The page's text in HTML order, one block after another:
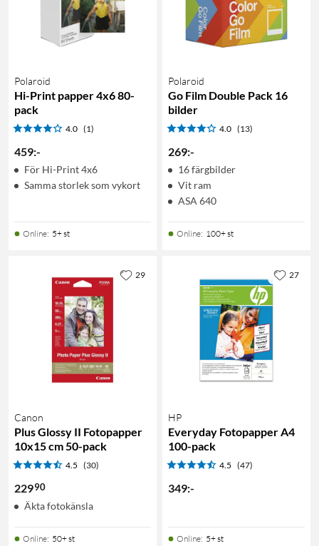
Polaroid
Hi-Print papper 4x6 80-
pack
4.0 (1)
459:-
För Hi-Print 4x6
Samma storlek som vykort
Online: 5+ st
Polaroid
Go Film Double Pack 16
bilder
4.0 (13)
269:-
16 färgbilder
Vit ram
ASA 640
Online: 100+ st
Canon
Plus Glossy II Fotopapper
10x15 cm 50-pack
4.5 (30)
22990
Äkta fotokänsla
Online: 50+ st
29
HP
Everyday Fotopapper A4
100-pack
4.5 (47)
349:-
Online: 5+ st
27